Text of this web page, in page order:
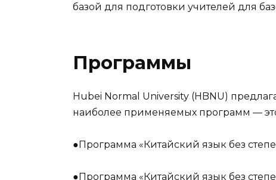
базой для подготовки учителей для
Программы
Hubei Normal University (HBNU)
наиболее применяемых программ —
●Программа «Китайский язык без
●Программа «Китайский язык без